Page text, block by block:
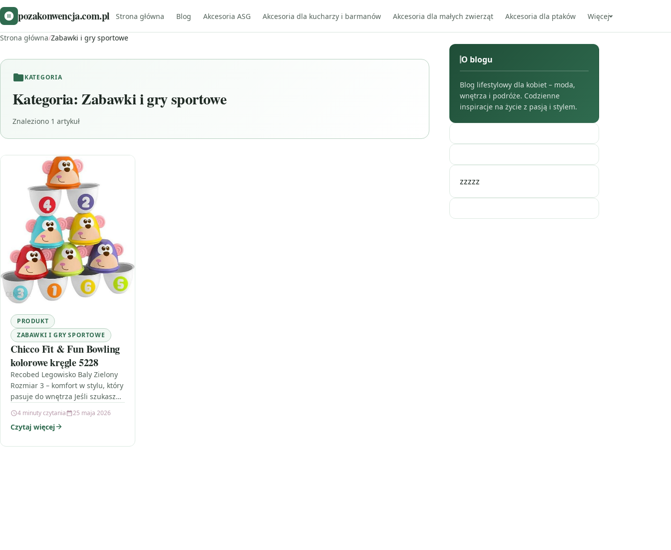
pozakonwencja.com.pl Strona główna Blog Akcesoria ASG Akcesoria dla kucharzy i barmanów Akcesoria dla małych zwierząt Akcesoria dla ptaków Więcej
Strona główna/Zabawki i gry sportowe
KATEGORIA
Kategoria: Zabawki i gry sportowe
Znaleziono 1 artykuł
PRODUKT
ZABAWKI I GRY SPORTOWE
Chicco Fit & Fun Bowling
kolorowe kręgle 5228
Recobed Legowisko Baly Zielony
Rozmiar 3 – komfort w stylu, który
pasuje do wnętrza Jeśli szukasz
kot naprawdę…
4 minuty czytania 25 maja 2026
Czytaj więcej
O blogu
Blog lifestylowy dla kobiet – moda,
wnętrza i podróże. Codzienne
inspiracje na życie z pasją i stylem.
zzzzz